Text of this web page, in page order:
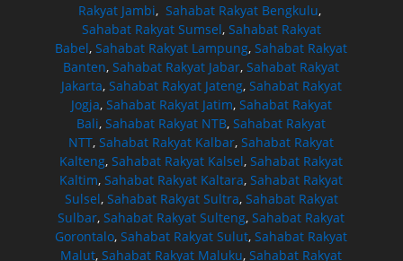
Rakyat Jambi, Sahabat Rakyat Bengkulu,
Sahabat Rakyat Sumsel, Sahabat Rakyat
Babel,Sahabat Rakyat Lampung,Sahabat Rakyat
Banten,Sahabat Rakyat Jabar,Sahabat Rakyat
Jakarta, Sahabat Rakyat Jateng, Sahabat Rakyat
Jogja, Sahabat Rakyat Jatim, Sahabat Rakyat
Bali,Sahabat Rakyat NTB,Sahabat Rakyat
NTT,Sahabat Rakyat Kalbar,Sahabat Rakyat
Kalteng,Sahabat Rakyat Kalsel,Sahabat Rakyat
Kaltim,Sahabat Rakyat Kaltara,Sahabat Rakyat
Sulsel, Sahabat Rakyat Sultra, Sahabat Rakyat
Sulbar,Sahabat Rakyat Sulteng,Sahabat Rakyat
Gorontalo,Sahabat Rakyat Sulut,Sahabat Rakyat
Malut,Sahabat Rakyat Maluku,Sahabat Rakyat